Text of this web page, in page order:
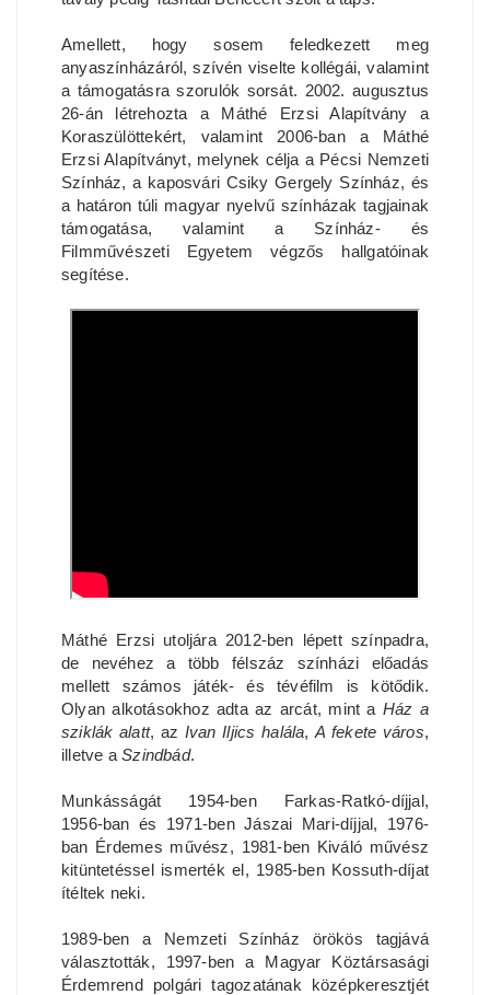
Amellett, hogy sosem feledkezett meg
anyaszínházáról, szívén viselte kollégái, valamint
a támogatásra szorulók sorsát. 2002. augusztus
26-án létrehozta a Máthé Erzsi Alapítvány a
Koraszülöttekért, valamint 2006-ban a Máthé
Erzsi Alapítványt, melynek célja a Pécsi Nemzeti
Színház, a kaposvári Csiky Gergely Színház, és
a határon túli magyar nyelvű színházak tagjainak
támogatása, valamint a Színház- és
Filmművészeti Egyetem végzős hallgatóinak
segítése.
Máthé Erzsi utoljára 2012-ben lépett színpadra,
de nevéhez a több félszáz színházi előadás
mellett számos játék- és tévéfilm is kötődik.
Olyan alkotásokhoz adta az arcát, mint a Ház a
sziklák alatt, az Ivan Iljics halála,A fekete város,
illetve aSzindbád.
Munkásságát 1954-ben Farkas-Ratkó-díjjal,
1956-ban és 1971-ben Jászai Mari-díjjal, 1976-
ban Érdemes művész, 1981-ben Kiváló művész
kitüntetéssel ismerték el, 1985-ben Kossuth-díjat
ítéltek neki.
1989-ben a Nemzeti Színház örökös tagjává
választották, 1997-ben a Magyar Köztársasági
Érdemrend polgári tagozatának középkeresztjét